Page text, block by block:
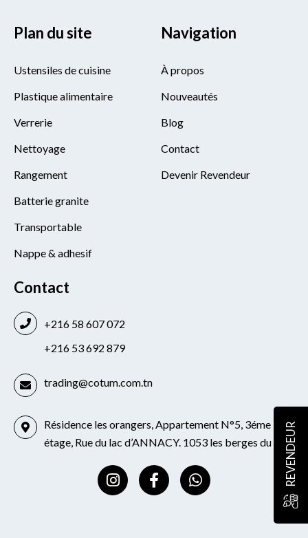
Plan du site
Ustensiles de cuisine
Plastique alimentaire
Verrerie
Nettoyage
Rangement
Batterie granite
Transportable
Nappe & adhesif
Navigation
À propos
Nouveautés
Blog
Contact
Devenir Revendeur
Contact
+216 58 607 072
+216 53 692 879
trading@cotum.com.tn
Résidence les orangers, Appartement N°5, 3éme
étage, Rue du lac d’ANNACY. 1053 les berges du lac
I
n
F
a
W
h
REVENDEUR